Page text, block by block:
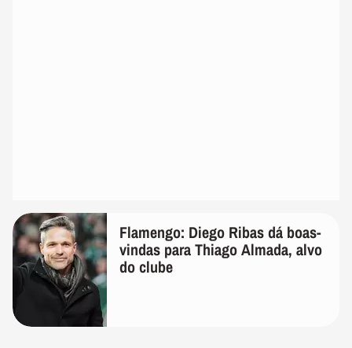
Flamengo: Diego Ribas dá boas-
vindas para Thiago Almada, alvo
do clube